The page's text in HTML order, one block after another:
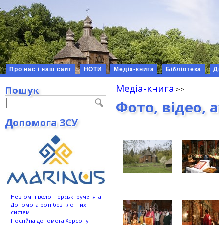
Про нас і наш сайт НОТИ Медіа-книга Бібліотека
Медіа-книга
Фото, відео,
Пошук
Допомога ЗСУ
Невтомні волонтерські рученята
Допомога роті безпілотних
систем
Постійна допомога Херсону